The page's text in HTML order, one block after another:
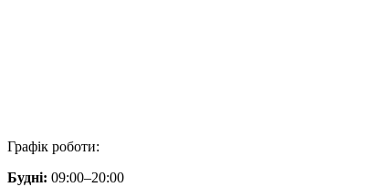
Графік роботи:
Будні: 09:00–20:00